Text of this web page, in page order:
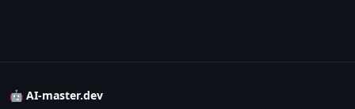
🤖 AI-master.dev